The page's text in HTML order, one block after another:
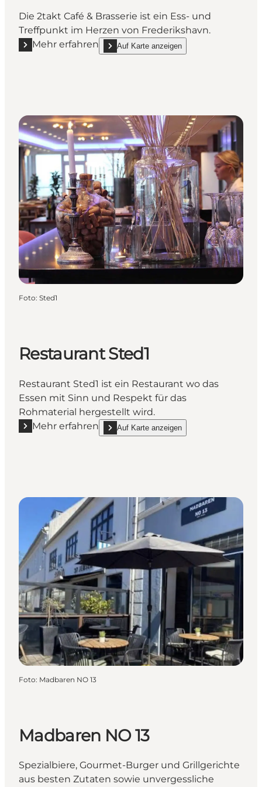
Die 2takt Café & Brasserie ist ein Ess- und
Treffpunkt im Herzen von Frederikshavn.
Mehr erfahren
Mehr erfahren "2takt Café & Brasserie"
Auf Karte anzeigen
show 2takt Café & Brasserie on_map
Foto: Sted1
Restaurant Sted1
Restaurant Sted1 ist ein Restaurant wo das
Essen mit Sinn und Respekt für das
Rohmaterial hergestellt wird.
Mehr erfahren
Mehr erfahren "Restaurant Sted1"
Auf Karte anzeigen
show Restaurant Sted1 on_map
Foto: Madbaren NO 13
Madbaren NO 13
Spezialbiere, Gourmet-Burger und Grillgerichte
aus besten Zutaten sowie unvergessliche